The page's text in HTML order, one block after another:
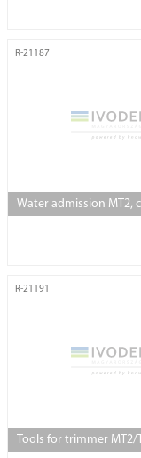
R-21187
Water admission MT2,
R-21191
Tools for trimmer MT2/